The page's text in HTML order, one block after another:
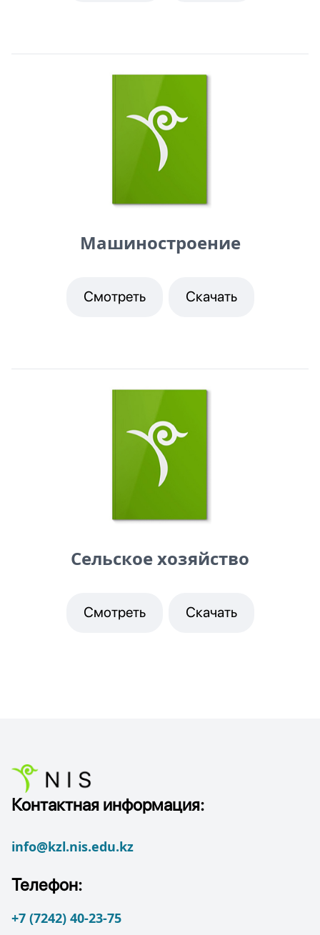
Машиностроение
Смотреть Скачать
Сельское хозяйство
Смотреть Скачать
Контактная информация:
info@kzl.nis.edu.kz
Телефон:
+7 (7242) 40-23-75